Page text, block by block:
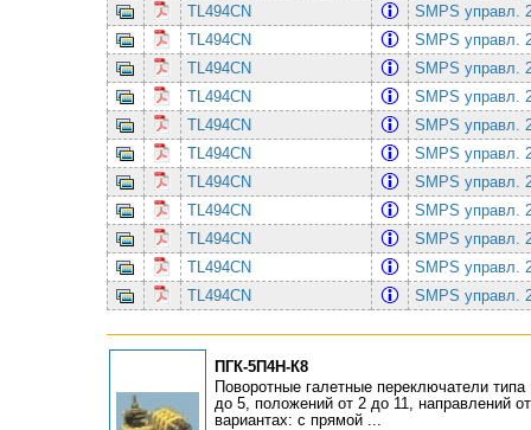
TL494CN
SMPS упpавл.
TL494CN
SMPS упpавл.
TL494CN
SMPS упpавл.
TL494CN
SMPS упpавл.
TL494CN
SMPS упpавл.
TL494CN
SMPS упpавл.
TL494CN
SMPS упpавл.
TL494CN
SMPS упpавл.
TL494CN
SMPS упpавл.
TL494CN
SMPS упpавл.
TL494CN
SMPS упpавл.
ПГК-5П4Н-К8
Поворотные галетные переключатели
до 5, положений от 2 до 11, направлений
вариантах: с прямой ...